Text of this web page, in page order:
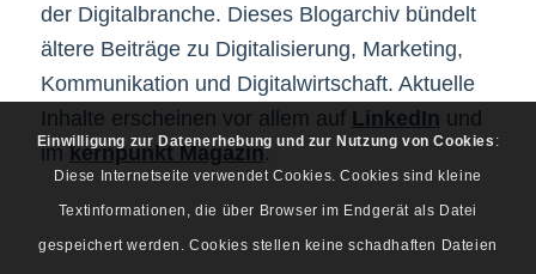
der Digitalbranche. Dieses Blogarchiv bündelt
ältere Beiträge zu Digitalisierung, Marketing,
Kommunikation und Digitalwirtschaft. Aktuelle
Inhalte erscheinen vor allem auf LinkedIn und
imkernpunkt Magazin.
Einwilligung zur Datenerhebung und zur Nutzung von Cookies :
Diese Internetseite verwendet Cookies. Cookies sind kleine
Textinformationen, die über Browser im Endgerät als Datei
gespeichert werden. Cookies stellen keine schadhaften Dateien